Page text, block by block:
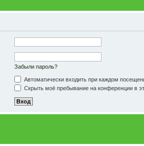
Забыли пароль?
Автоматически входить при каждом
Скрыть моё пребывание на конференции в